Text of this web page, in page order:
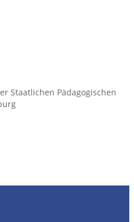
Staatlichen Pädagogischen